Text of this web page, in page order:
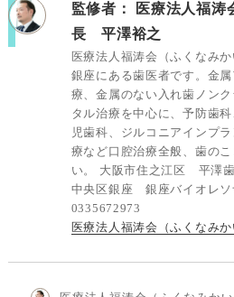
監修者：
医療法人福涛
長 平澤裕之
医療法人福涛会（ふくなみ
銀座にある歯医者です。金
療、金属のない入れ歯ノン
タル治療を中心に、予防歯
児歯科、ジルコニアインプ
療など口腔治療全般、歯の
い。 大阪市住之江区 平澤
中央区銀座 銀座バイオレ
0335672973
医療法人福涛会（ふくなみ